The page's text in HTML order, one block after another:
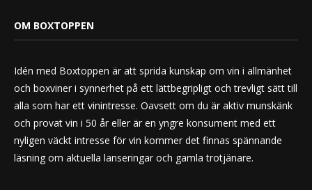
OM BOXTOPPEN
Idén med Boxtoppen är att sprida kunskap om vin i allmänhet
och boxviner i synnerhet på ett lättbegripligt och trevligt sätt till
alla som har ett vinintresse. Oavsett om du är aktiv munskänk
och provat vin i 50 år eller är en yngre konsument med ett
nyligen väckt intresse för vin kommer det finnas spännande
läsning om aktuella lanseringar och gamla trotjänare.